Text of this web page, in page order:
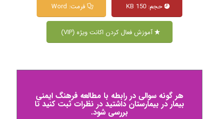
حجم: 150 KB فرمت: Word
آموزش فعال کردن اکانت ویژه (VIP)
هر گونه سوالی در رابطه با مطالعه فرهنگ ایمنی
بیمار در بیمارستان‌ داشتید در نظرات ثبت کنید تا
بررسی شود.